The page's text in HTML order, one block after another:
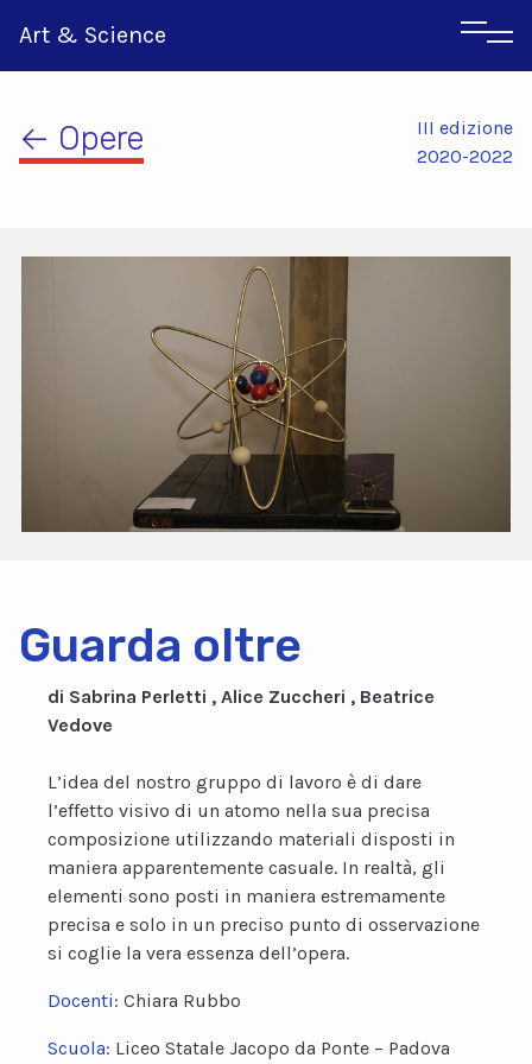
Art & Science
Inglese
Greco
← Opere
III edizione
2020-2022
Guarda oltre
di Sabrina Perletti , Alice Zuccheri , Beatrice
Vedove
L’idea del nostro gruppo di lavoro è di dare
l’effetto visivo di un atomo nella sua precisa
composizione utilizzando materiali disposti in
maniera apparentemente casuale. In realtà, gli
elementi sono posti in maniera estremamente
precisa e solo in un preciso punto di osservazione
si coglie la vera essenza dell’opera.
Docenti: Chiara Rubbo
Scuola: Liceo Statale Jacopo da Ponte – Padova